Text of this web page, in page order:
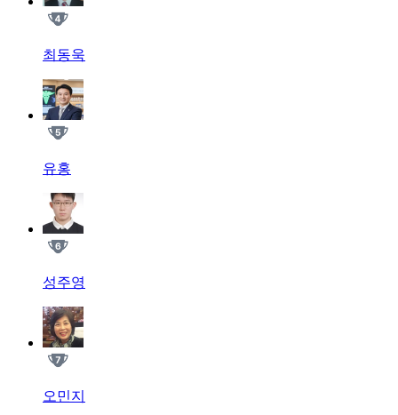
최동욱
유홍
성주영
오민지